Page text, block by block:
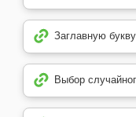
Заглавную
Выбор